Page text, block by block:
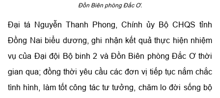
Đồn Biên phòng Đắc Ơ.
Đại tá Nguyễn Thanh Phong, Chính ủy Bộ CHQS tỉnh
Đồng Nai biểu dương, ghi nhận kết quả thực hiện nhiệm
vụ của Đại đội Bộ binh 2 và Đồn Biên phòng Đắc Ơ thời
gian qua; đồng thời yêu cầu các đơn vị tiếp tục nắm chắc
tình hình, làm tốt công tác tư tưởng, chăm lo đời sống bộ